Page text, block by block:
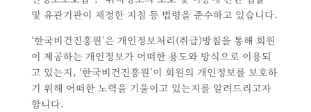
및 유관기관이 제정한 지침 등 법령을 준수하고 있습니다.
‘한국비건진흥원’은 개인정보처리(취급)방침을 통해 회원
이 제공하는 개인정보가 어떠한 용도와 방식으로 이용되
고 있는지, ‘한국비건진흥원’이 회원의 개인정보를 보호하
기 위해 어떠한 노력을 기울이고 있는지를 알려드리고자
합니다.